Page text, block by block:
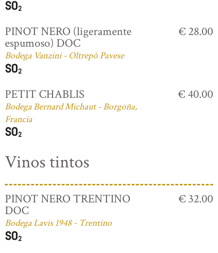
PINOT NERO (ligeramente
espumoso) DOC
Bodega Vanzini - Oltrepò Pavese
€ 28.00
PETIT CHABLIS
Bodega Bernard Michaut - Borgoña,
Francia
€ 40.00
Vinos tintos
PINOT NERO TRENTINO
DOC
Bodega Lavis 1948 - Trentino
€ 32.00